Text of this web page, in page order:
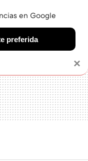
SNEAKERS
×
en Google
preferida